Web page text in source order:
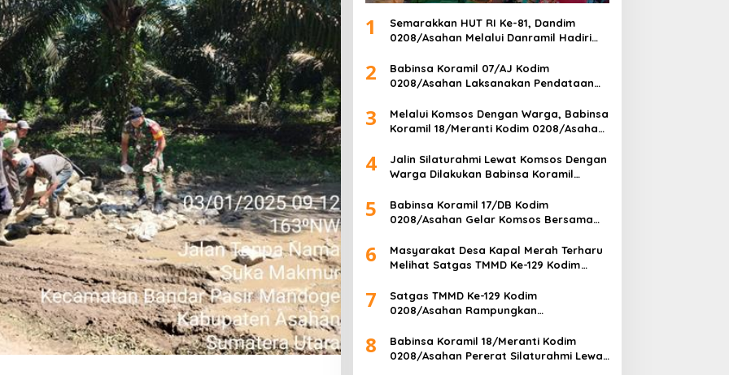
1
Semarakkan HUT RI Ke-81, Dandim
0208/Asahan Melalui Danramil Hadiri
Asahan
2
Babinsa Koramil 07/AJ Kodim
0208/Asahan Laksanakan Pendataan
Puskesmas
3
Melalui Komsos Dengan Warga, Babinsa
Koramil 18/Meranti Kodim 0208/Asahan
4
Jalin Silaturahmi Lewat Komsos Dengan
Warga Dilakukan Babinsa Koramil
5
Babinsa Koramil 17/DB Kodim
0208/Asahan Gelar Komsos Bersama
6
Masyarakat Desa Kapal Merah Terharu
Melihat Satgas TMMD Ke-129 Kodim
Renovasi Mushollah Al Maghribi
7
Satgas TMMD Ke-129 Kodim
0208/Asahan Rampungkan
Maghribi, Jamaah Sambut Antusias
8
Babinsa Koramil 18/Meranti Kodim
0208/Asahan Pererat Silaturahmi Lewat